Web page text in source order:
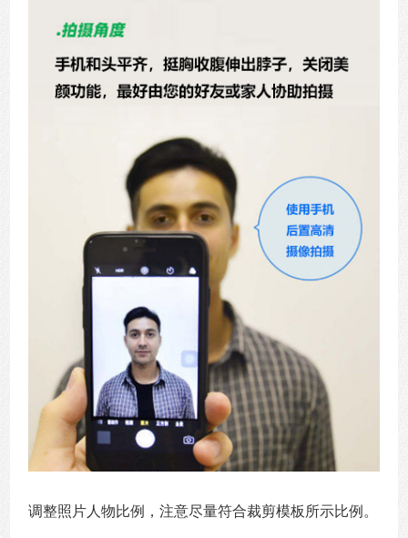
调整照片人物比例，注意尽量符合裁剪模板所示比例。